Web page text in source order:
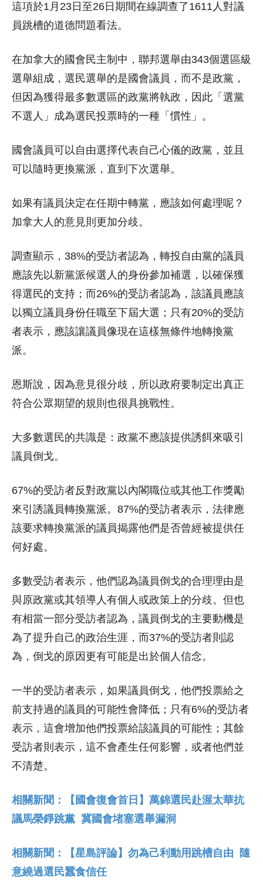
這項於1月23日至26日期間在線調查了1611人對議
員跳槽的道德問題看法。
在加拿大的國會民主制中，聯邦選舉由343個選區級
選舉組成，選民選舉的是國會議員，而不是政黨，
但因為獲得最多數選區的政黨將執政，因此「選黨
不選人」成為選民投票時的一種「慣性」。
國會議員可以自由選擇代表自己心儀的政黨，並且
可以隨時更換黨派，直到下次選舉。
如果有議員決定在任期中轉黨，應該如何處理呢？
加拿大人的意見則更加分歧。
調查顯示，38%的受訪者認為，轉投自由黨的議員
應該先以新黨派候選人的身份參加補選，以確保獲
得選民的支持；而26%的受訪者認為，該議員應該
以獨立議員身份任職至下屆大選；只有20%的受訪
者表示，應該讓議員像現在這樣無條件地轉換黨
派。
恩斯說，因為意見很分歧，所以政府要制定出真正
符合公眾期望的規則也很具挑戰性。
大多數選民的共識是：政黨不應該提供誘餌來吸引
議員倒戈。
67%的受訪者反對政黨以內閣職位或其他工作獎勵
來引誘議員轉換黨派。87%的受訪者表示，法律應
該要求轉換黨派的議員揭露他們是否曾經被提供任
何好處。
多數受訪者表示，他們認為議員倒戈的合理理由是
與原政黨或其領導人有個人或政策上的分歧。但也
有相當一部分受訪者認為，議員倒戈的主要動機是
為了提升自己的政治生涯，而37%的受訪者則認
為，倒戈的原因更有可能是出於個人信念。
一半的受訪者表示，如果議員倒戈，他們投票給之
前支持過的議員的可能性會降低；只有6%的受訪者
表示，這會增加他們投票給該議員的可能性；其餘
受訪者則表示，這不會產生任何影響，或者他們並
不清楚。
相關新聞：【國會復會首日】萬錦選民赴渥太華抗
議馬榮錚跳黨 冀國會堵塞選舉漏洞
相關新聞：【星島評論】勿為己利動用跳槽自由 隨
意繞過選民蠶食信任